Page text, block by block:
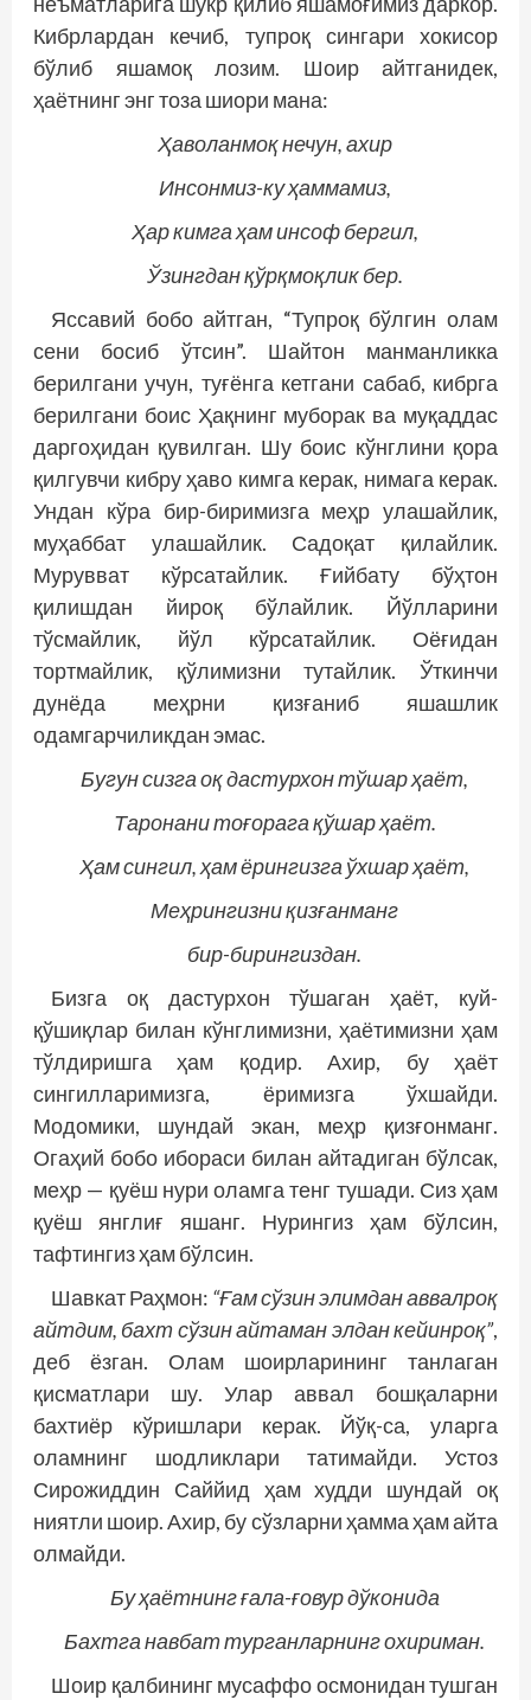
Кибр­лардан кечиб, тупроқ сингари хокисор
бўлиб яшамоқ лозим. Шоир айтганидек,
ҳаётнинг энг тоза шиори мана:
Ҳаволанмоқ нечун, ахир
Инсонмиз-ку ҳаммамиз,
Ҳар кимга ҳам инсоф бергил,
Ўзингдан қўрқмоқлик бер.
Яссавий бобо айтган, “Тупроқ бўлгин олам
сени босиб ўтсин”. Шайтон манманликка
берилгани учун, туғёнга кетгани сабаб, кибрга
берилгани боис Ҳақнинг муборак ва муқаддас
даргоҳидан қувилган. Шу боис кўнглини қора
қилгувчи кибру ҳаво кимга керак, нимага керак.
Ундан кўра бир-биримизга меҳр улашайлик,
муҳаббат улашайлик. Садоқат қилайлик.
Мурувват кўрсатайлик. Ғийбату бўҳтон
қилишдан йироқ бўлайлик. Йўлларини
тўсмайлик, йўл кўрсатайлик. Оёғидан
тортмайлик, қўлимизни тутайлик. Ўткинчи
дунёда меҳрни қизғаниб яшашлик
одамгарчиликдан эмас.
Бугун сизга оқ дастурхон тўшар ҳаёт,
Таронани тоғорага қўшар ҳаёт.
Ҳам сингил, ҳам ёрингизга ўхшар ҳаёт,
Меҳрингизни қизғанманг
бир-бирингиздан.
Бизга оқ дастурхон тўшаган ҳаёт, куй-
қўшиқлар билан кўнглимизни, ҳаётимизни ҳам
тўлдиришга ҳам қодир. Ахир, бу ҳаёт
сингилларимизга, ёримизга ўхшайди.
Модомики, шундай экан, меҳр қизғонманг.
Огаҳий бобо ибораси билан айтадиган бўлсак,
меҳр — қуёш нури оламга тенг тушади. Сиз ҳам
қуёш янглиғ яшанг. Нурингиз ҳам бўлсин,
тафтингиз ҳам бўлсин.
Шавкат Раҳмон: “Ғам сўзин элимдан аввалроқ
айтдим, бахт сўзин айтаман элдан ке­йинроқ”,
деб ёзган. Олам шоирларининг танлаган
қисматлари шу. Улар аввал бош­қаларни
бахтиёр кўриш­лари керак. Йўқ-са, уларга
оламнинг шодликлари татимайди. Устоз
Сирожиддин Саййид ҳам худди шундай оқ
ниятли шоир. Ахир, бу сўзларни ҳамма ҳам айта
олмайди.
Бу ҳаётнинг ғала-ғовур дўконида
Бахтга навбат турганларнинг охириман.
Шоир қалбининг мусаффо осмонидан тушган